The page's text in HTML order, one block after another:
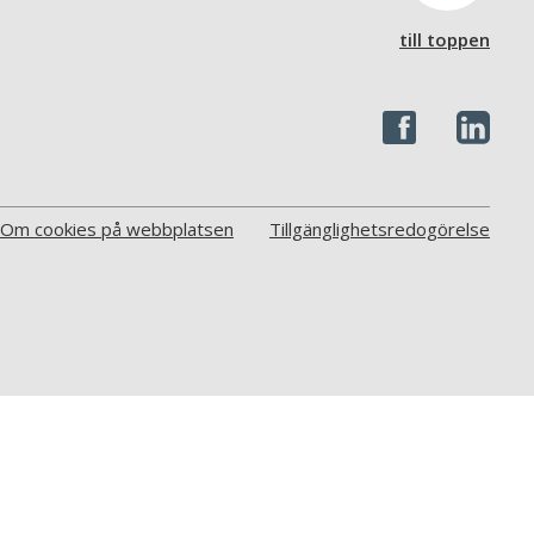
till toppen
Om cookies på webbplatsen Tillgänglighetsredogörelse